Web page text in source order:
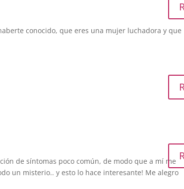
conocido, que eres una mujer luchadora y que
de síntomas poco común, de modo que a mí me
un misterio.. y esto lo hace interesante! Me alegro